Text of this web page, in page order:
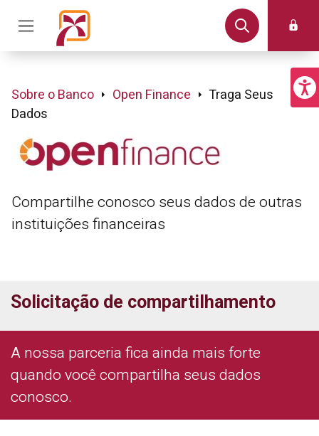
Sobre o Banco Open Finance
Traga Seus
Dados
Compartilhe conosco seus dados de outras
instituições financeiras
Solicitação de compartilhamento
A nossa parceria fica ainda mais forte
quando você compartilha seus dados
conosco.